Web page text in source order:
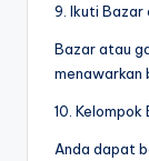
9. Ikuti Bazar
Bazar atau
menawarkan
10.
Anda dapat